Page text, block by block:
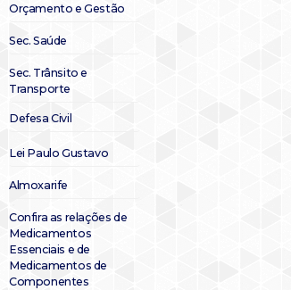
Orçamento e Gestão
Sec. Saúde
Sec. Trânsito e
Transporte
Defesa Civil
Lei Paulo Gustavo
Almoxarife
Confira as relações de
Medicamentos
Essenciais e de
Medicamentos de
Componentes